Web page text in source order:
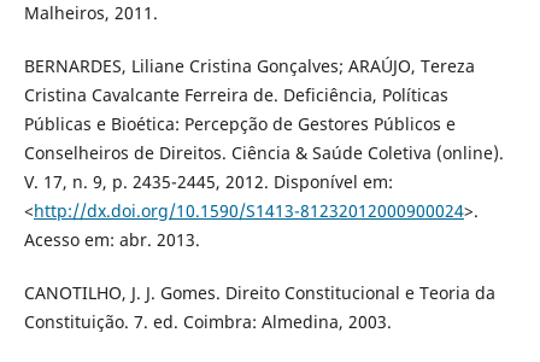
Malheiros, 2011.
BERNARDES, Liliane Cristina Gonçalves; ARAÚJO, Tereza
Cristina Cavalcante Ferreira de. Deficiência, Políticas
Públicas e Bioética: Percepção de Gestores Públicos e
Conselheiros de Direitos. Ciência & Saúde Coletiva (online).
V. 17, n. 9, p. 2435-2445, 2012. Disponível em:
<http://dx.doi.org/10.1590/S1413-81232012000900024>.
Acesso em: abr. 2013.
CANOTILHO, J. J. Gomes. Direito Constitucional e Teoria da
Constituição. 7. ed. Coimbra: Almedina, 2003.